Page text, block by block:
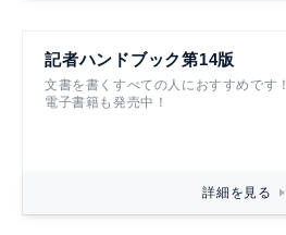
記者ハンドブック第14版
文書を書くすべての人におすすめです！
電子書籍も発売中！
詳細を見る